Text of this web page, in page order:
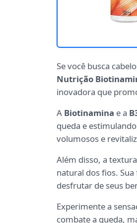
Se você busca
Nutrição
inovadora que
A Biotinamina e a
queda e
volumosos e
Além disso, a
natural dos fios.
desfrutar de seus
Experimente a
combate a queda,